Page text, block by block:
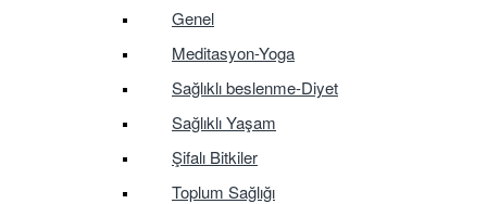
Genel
Meditasyon-Yoga
Sağlıklı beslenme-Diyet
Sağlıklı Yaşam
Şifalı Bitkiler
Toplum Sağlığı